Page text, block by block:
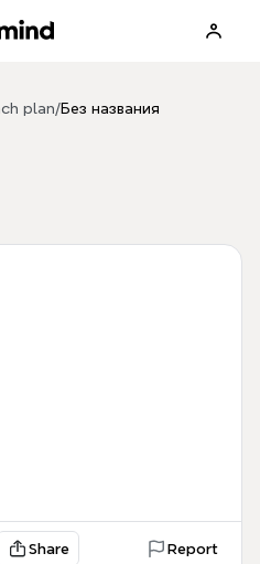
plan/Без названия
Share Report